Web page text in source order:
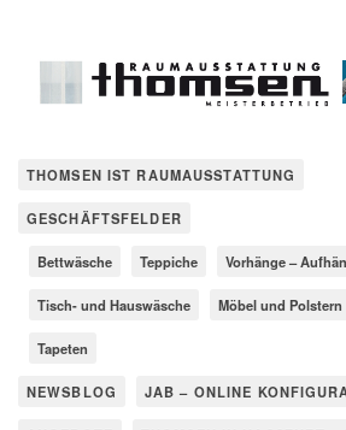
THOMSEN IST RAUMAUSSTATTUNG
GESCHÄFTSFELDER
Bettwäsche Teppiche Vorhänge –
Tisch- und Hauswäsche Möbel und Polstern
Tapeten
NEWSBLOG JAB – ONLINE